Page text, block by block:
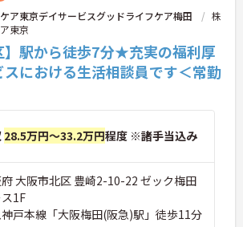
ア東京デイサービスグッドライフケア梅田
株
東京
】駅から徒歩7分★充実の福利厚
における生活相談員です＜常勤
28.5万円～33.2万円程度 ※諸手当込み
大阪市北区 豊崎2-10-22 ゼック梅田
1F
戸本線「大阪梅田(阪急)駅」徒歩11分